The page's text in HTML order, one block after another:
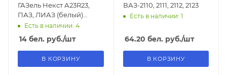
ГАЗель Некст А23R23,
ПАЗ, ЛИАЗ (белый)
12/24В СВЕТОДИОДНЫЙ
Есть в наличии: 4
14 бел. руб./шт
В КОРЗИНУ
ВАЗ-2110, 2111, 2112, 2123
Есть в наличии: 1
64.20 бел. руб./шт
В КОРЗИНУ